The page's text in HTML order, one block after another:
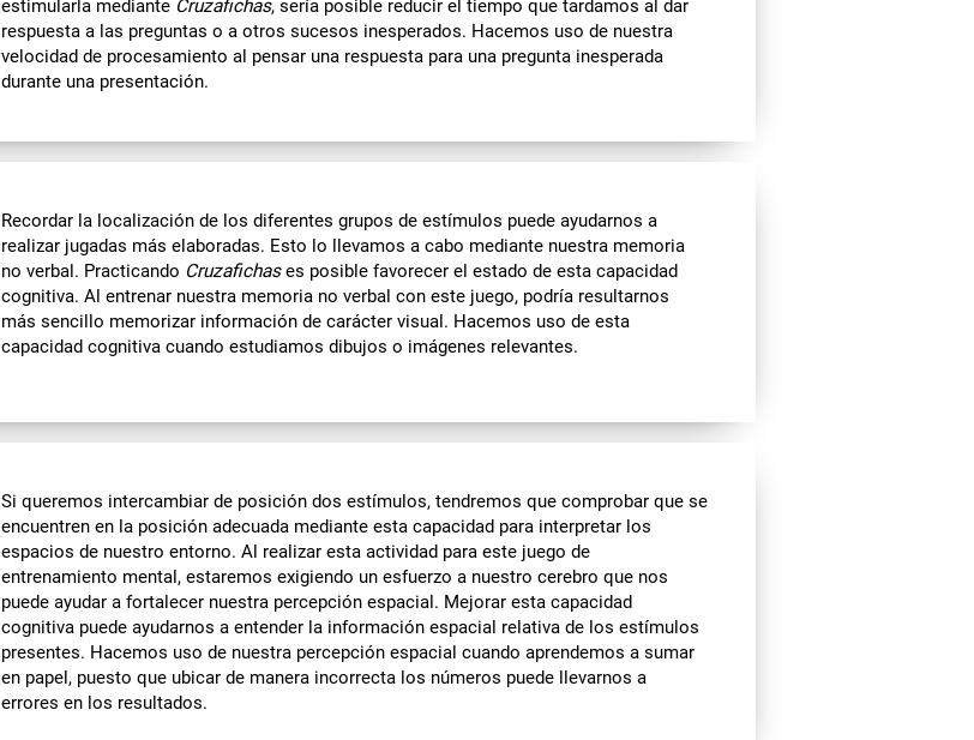
estimularla mediante Cruzafichas, sería posible reducir el tiempo que tardamos al dar
respuesta a las preguntas o a otros sucesos inesperados. Hacemos uso de nuestra
velocidad de procesamiento al pensar una respuesta para una pregunta inesperada
durante una presentación.
Recordar la localización de los diferentes grupos de estímulos puede ayudarnos a
realizar jugadas más elaboradas. Esto lo llevamos a cabo mediante nuestra memoria
no verbal. Practicando Cruzafichases posible favorecer el estado de esta capacidad
cognitiva. Al entrenar nuestra memoria no verbal con este juego, podría resultarnos
más sencillo memorizar información de carácter visual. Hacemos uso de esta
capacidad cognitiva cuando estudiamos dibujos o imágenes relevantes.
Si queremos intercambiar de posición dos estímulos, tendremos que comprobar que se
encuentren en la posición adecuada mediante esta capacidad para interpretar los
espacios de nuestro entorno. Al realizar esta actividad para este juego de
entrenamiento mental, estaremos exigiendo un esfuerzo a nuestro cerebro que nos
puede ayudar a fortalecer nuestra percepción espacial. Mejorar esta capacidad
cognitiva puede ayudarnos a entender la información espacial relativa de los estímulos
presentes. Hacemos uso de nuestra percepción espacial cuando aprendemos a sumar
en papel, puesto que ubicar de manera incorrecta los números puede llevarnos a
errores en los resultados.